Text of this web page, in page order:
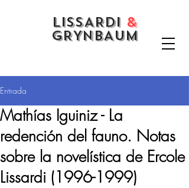
LISSARDI &
GRYNBAUM
Entrada
Mathías Iguiniz - La
redención del fauno. Notas
sobre la novelística de Ercole
Lissardi (1996-1999)